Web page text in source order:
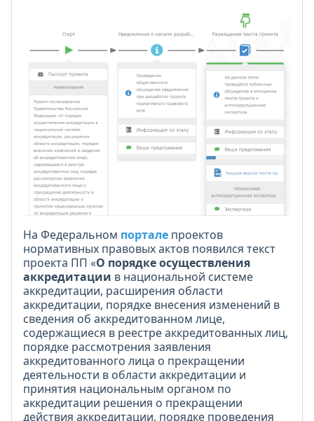
На Федеральном портале проектов
нормативных правовых актов появился текст
проекта ПП «О порядке осуществления
аккредитации в национальной системе
аккредитации, расширения области
аккредитации, порядке внесения изменений в
сведения об аккредитованном лице,
содержащиеся в реестре аккредитованных лиц,
порядке рассмотрения заявления
аккредитованного лица о прекращении
деятельности в области аккредитации и
принятия национальным органом по
аккредитации решения о прекращении
действия аккредитации, порядке проведения